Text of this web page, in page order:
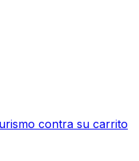
contra su carrito